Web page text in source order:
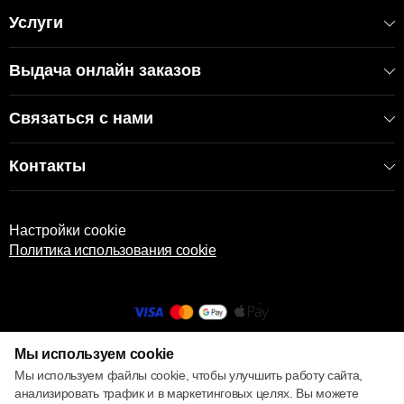
Услуги
Выдача онлайн заказов
Связаться с нами
Контакты
Настройки cookie
Политика использования cookie
© 2013 – 2026 ECOM
Мы используем cookie
Мы используем файлы cookie, чтобы улучшить работу сайта,
анализировать трафик и в маркетинговых целях. Вы можете